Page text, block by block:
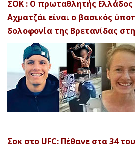
ΣΟΚ : Ο πρωταθλητής Ελλάδος
Αχματζάι είναι ο βασικός
δολοφονία της Βρετανίδας
Σοκ στο UFC: Πέθανε στα 34